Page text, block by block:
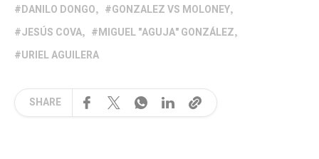
DANILO DONGO
GONZALEZ VS MOLONEY
JESÚS COVA
MIGUEL "AGUJA" GONZÁLEZ
URIEL AGUILERA
SHARE